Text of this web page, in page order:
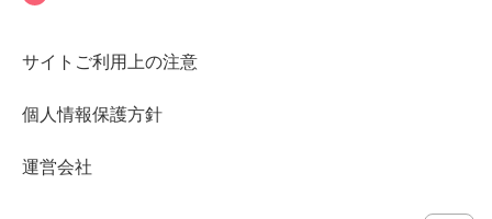
サイトご利用上の注意
個人情報保護方針
運営会社